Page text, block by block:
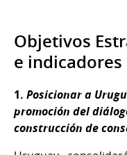
Objetivos
e
1. Posicionar a
promoción del
construcción de